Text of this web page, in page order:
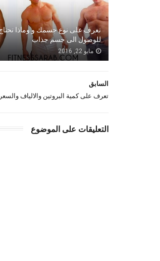
تعرف على نوع جسمك و وماذا
للوصول الى جسم جذاب
مايو 22, 2016
السابق
تعرف على كمية البروتين والالياف
التعليقات على الموضوع